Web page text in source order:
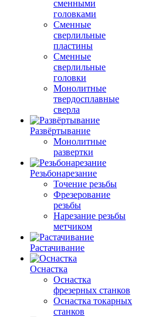
сменными
головками
Сменные
сверлильные
пластины
Сменные
сверлильные
головки
Монолитные
твердосплавные
сверла
Развёртывание
Монолитные
развертки
Резьбонарезание
Точение резьбы
Фрезерование
резьбы
Нарезание резьбы
метчиком
Растачивание
Оснастка
Оснастка
фрезерных станков
Оснастка токарных
станков